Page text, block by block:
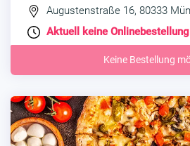
Augustenstraße 16, 80333
Aktuell keine
Keine Bestellung